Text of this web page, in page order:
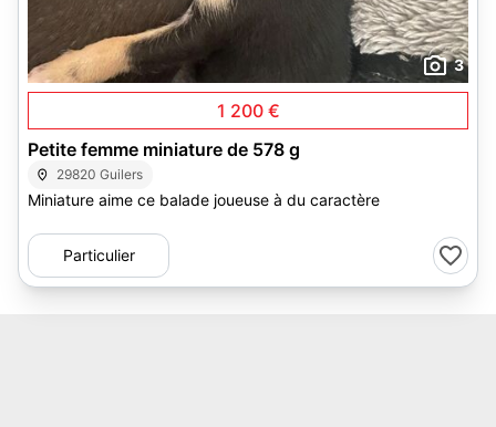
3
1 200 €
Petite femme miniature de 578 g
29820 Guilers
Miniature aime ce balade joueuse à du caractère
Particulier